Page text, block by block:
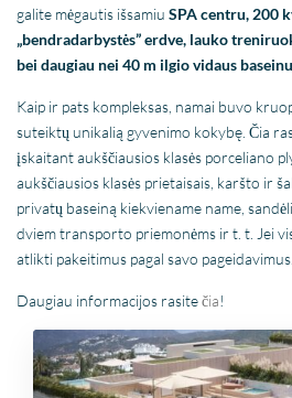
galite mėgautis išsamiuSPA centru, 200
„bendradarbystės” erdve, lauko
bei daugiau nei 40 m ilgio vidaus baseinu
Kaip ir pats kompleksas, namai buvo
suteiktų unikalią gyvenimo kokybę. Čia
įskaitant aukščiausios klasės porceliano
aukščiausios klasės prietaisais, karšto ir
privatų baseiną kiekviename name,
dviem transporto priemonėms ir t. t. Jei
atlikti pakeitimus pagal savo pageidavimus.
Daugiau informacijos rasitečia!